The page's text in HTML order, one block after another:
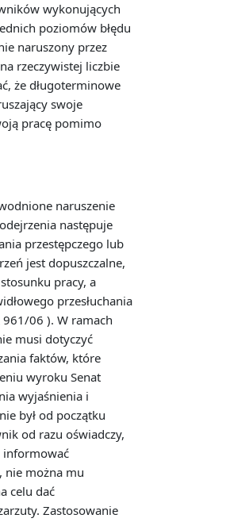
wykonujących
poziomów błędu
naruszony przez
rzeczywistej liczbie
że długoterminowe
swoje
pracę pomimo
naruszenie
następuje
przestępczego lub
jest dopuszczalne,
pracy, a
przesłuchania
961/06 ). W ramach
musi dotyczyć
faktów, które
wyroku Senat
wyjaśnienia i
był od początku
od razu oświadczy,
informować
nie można mu
celu dać
Zastosowanie